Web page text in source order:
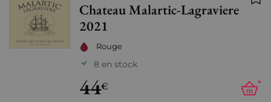
Chateau Malartic-Lagraviere
2021
Rouge
8 en stock
44€ +